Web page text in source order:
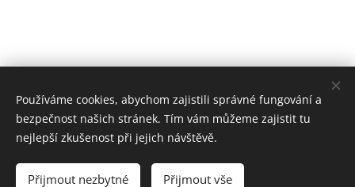
Share
Používáme cookies, abychom zajistili správné fungování a
bezpečnost našich stránek. Tím vám můžeme zajistit tu
nejlepší zkušenost při jejich návštěvě.
Přijmout nezbytné Přijmout vše